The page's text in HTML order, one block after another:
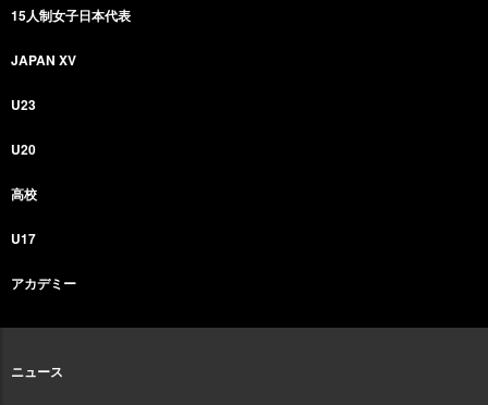
15人制女子日本代表
JAPAN XV
U23
U20
高校
U17
アカデミー
ニュース